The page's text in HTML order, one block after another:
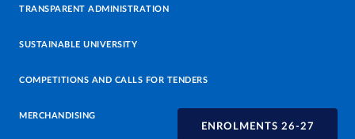
ENROLMENTS 26-27
TRANSPARENT ADMINISTRATION
SUSTAINABLE UNIVERSITY
COMPETITIONS AND CALLS FOR TENDERS
MERCHANDISING